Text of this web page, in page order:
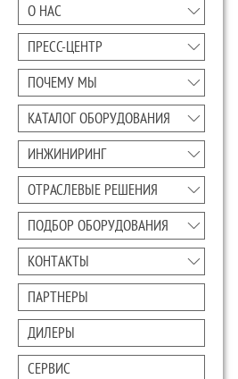
О НАС
ПРЕCC-ЦЕНТР
ПОЧЕМУ МЫ
КАТАЛОГ ОБОРУДОВАНИЯ
ИНЖИНИРИНГ
ОТРАСЛЕВЫЕ РЕШЕНИЯ
ПОДБОР ОБОРУДОВАНИЯ
КОНТАКТЫ
ПАРТНЕРЫ
ДИЛЕРЫ
СЕРВИС